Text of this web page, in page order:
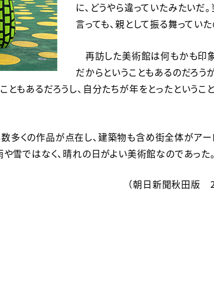
に、どうやら違っていたみたいだ
言っても、親として振る舞っていた
再訪した美術館は何もかも印
だからということもあるのだろう
もあるだろうし、自分たちが年をとったというこ
くの作品が点在し、建築物も含め街全体がアー
雪ではなく、晴れの日がよい美術館なのであった。
（朝日新聞秋田版